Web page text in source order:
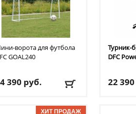
ворота для футбола
GOAL240
390 руб.
Турник-
DFC
22 390